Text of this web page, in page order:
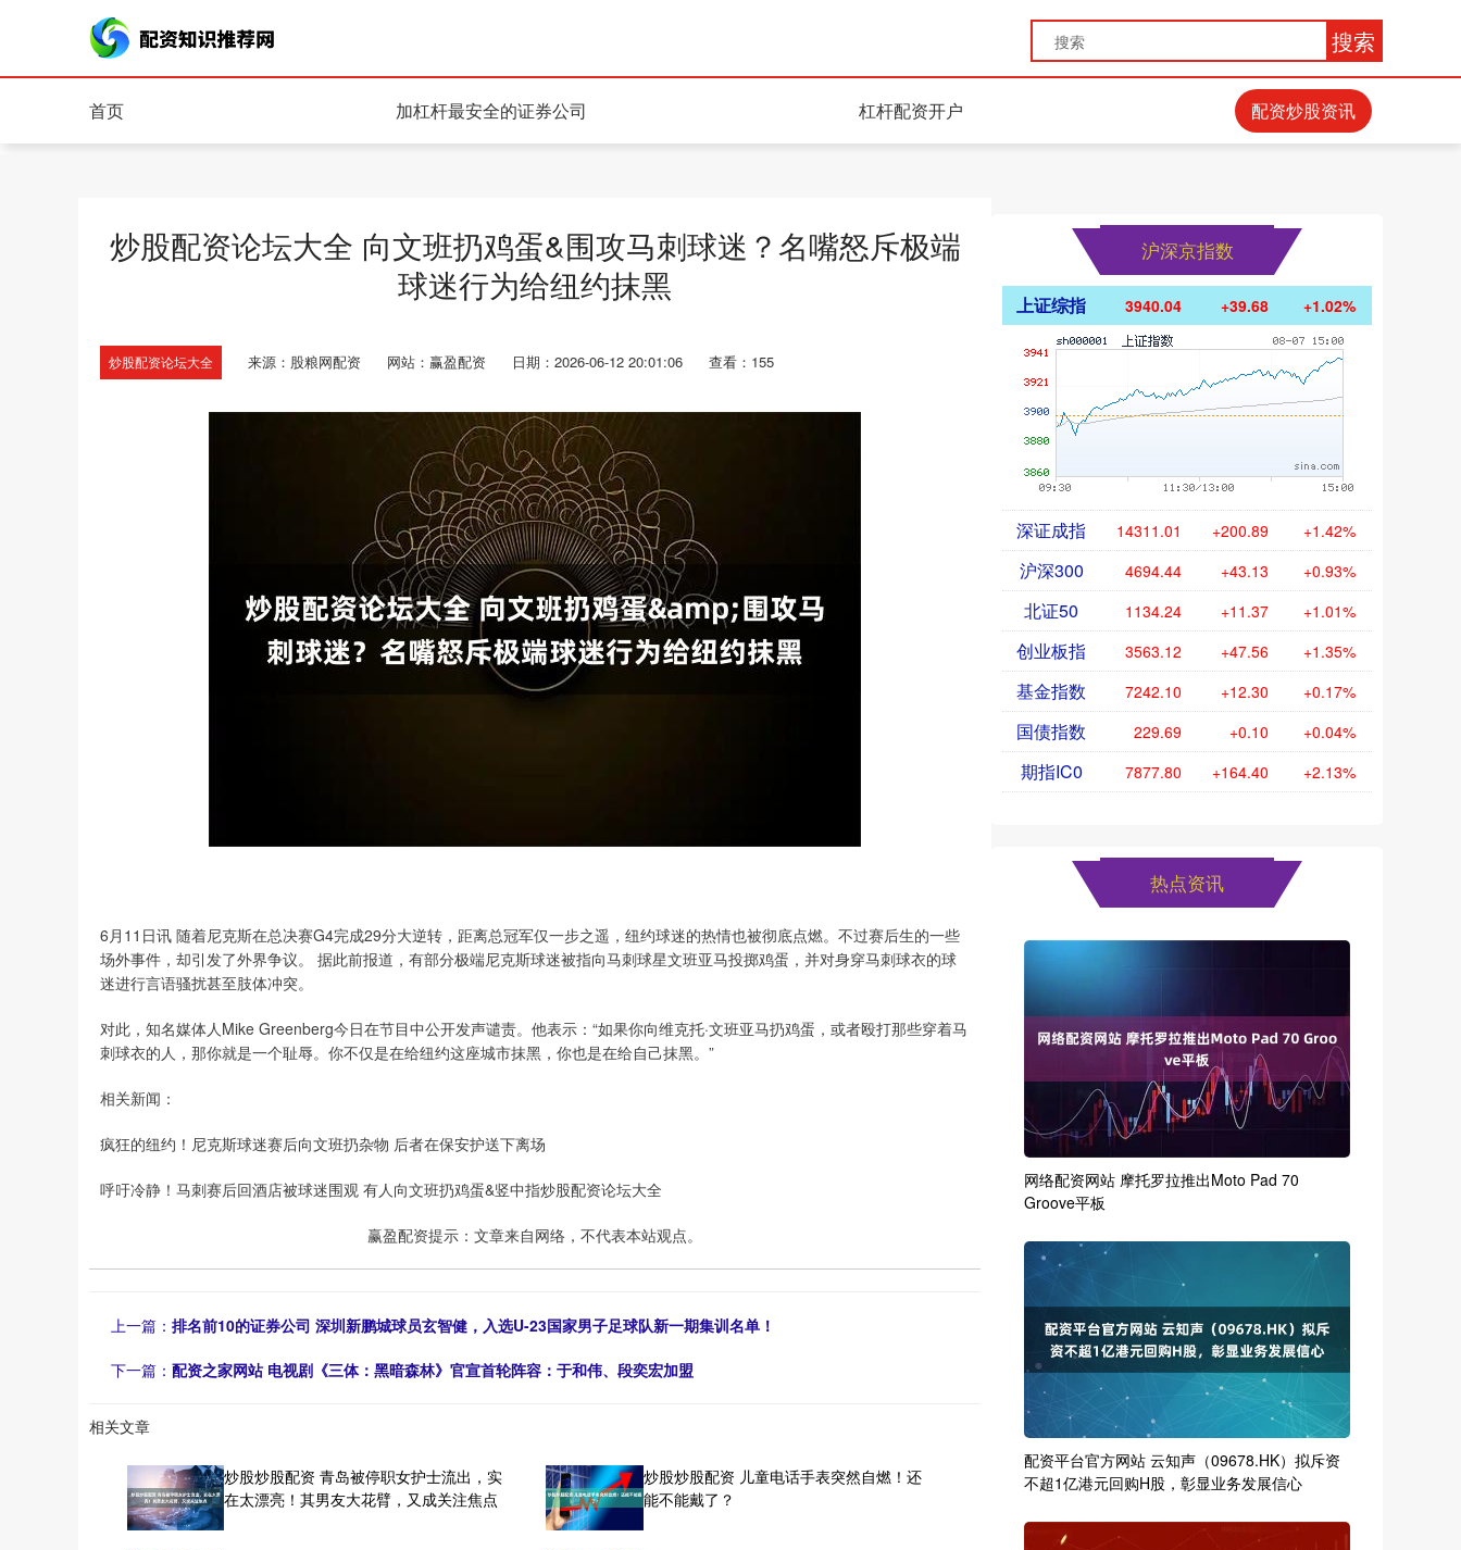
搜索
首页 加杠杆最安全的证券公司 杠杆配资开户 配资炒股资讯
炒股配资论坛大全 向文班扔鸡蛋&围攻马刺球迷？名嘴怒斥极端
球迷行为给纽约抹黑
炒股配资论坛大全 来源：股粮网配资 网站：赢盈配资 日期：2026-06-12 20:01:06 查看：155
6月11日讯 随着尼克斯在总决赛G4完成29分大逆转，距离总冠军仅一步之遥，纽约球迷的热情也被彻底点燃。不过赛后生的一些
场外事件，却引发了外界争议。 据此前报道，有部分极端尼克斯球迷被指向马刺球星文班亚马投掷鸡蛋，并对身穿马刺球衣的球
迷进行言语骚扰甚至肢体冲突。
对此，知名媒体人Mike Greenberg今日在节目中公开发声谴责。他表示：“如果你向维克托·文班亚马扔鸡蛋，或者殴打那些穿着马
刺球衣的人，那你就是一个耻辱。你不仅是在给纽约这座城市抹黑，你也是在给自己抹黑。”
相关新闻：
疯狂的纽约！尼克斯球迷赛后向文班扔杂物 后者在保安护送下离场
呼吁冷静！马刺赛后回酒店被球迷围观 有人向文班扔鸡蛋&竖中指炒股配资论坛大全
赢盈配资提示：文章来自网络，不代表本站观点。
上一篇： 排名前10的证券公司 深圳新鹏城球员玄智健，入选U-23国家男子足球队新一期集训名单！
下一篇： 配资之家网站 电视剧《三体：黑暗森林》官宣首轮阵容：于和伟、段奕宏加盟
相关文章
炒股炒股配资 青岛被停职女护士流出，实
在太漂亮！其男友大花臂，又成关注焦点
炒股炒股配资 儿童电话手表突然自燃！还
能不能戴了？
沪深京指数
上证综指 3940.04 +39.68 +1.02%
深证成指 14311.01 +200.89 +1.42%
沪深300 4694.44 +43.13 +0.93%
北证50 1134.24 +11.37 +1.01%
创业板指 3563.12 +47.56 +1.35%
基金指数 7242.10 +12.30 +0.17%
国债指数 229.69 +0.10 +0.04%
期指IC0 7877.80 +164.40 +2.13%
热点资讯
网络配资网站 摩托罗拉推出Moto Pad 70
Groove平板
配资平台官方网站 云知声（09678.HK）拟斥资
不超1亿港元回购H股，彰显业务发展信心